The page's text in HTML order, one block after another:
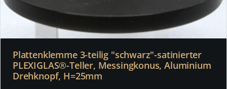
Plattenklemme 3-teilig "schwarz"-satinierter
PLEXIGLAS®-Teller, Messingkonus, Aluminium
Drehknopf, H=25mm